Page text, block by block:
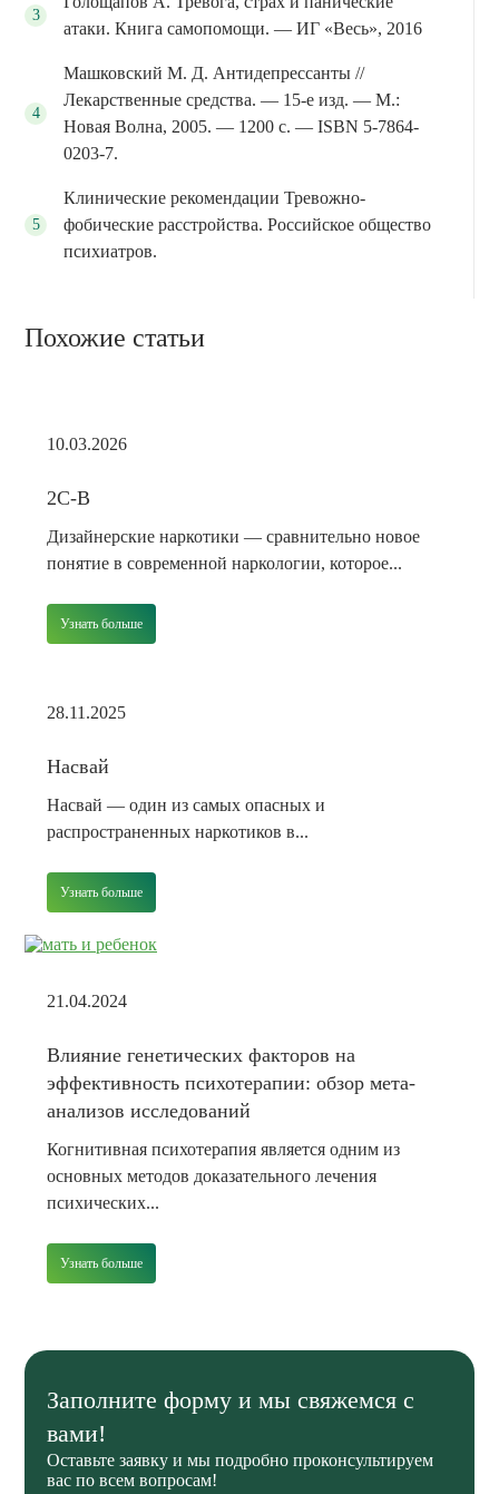
атаки. Книга самопомощи. — ИГ «Весь», 2016
Машковский М. Д. Антидепрессанты //
Лекарственные средства. — 15-е изд. — М.:
Новая Волна, 2005. — 1200 с. — ISBN 5-7864-
0203-7.
Клинические рекомендации Тревожно-
фобические расстройства. Российское общество
психиатров.
Похожие статьи
10.03.2026
2C-B
Дизайнерские наркотики — сравнительно новое
понятие в современной наркологии, которое...
Узнать больше
28.11.2025
Насвай
Насвай — один из самых опасных и
распространенных наркотиков в...
Узнать больше
21.04.2024
Влияние генетических факторов на
эффективность психотерапии: обзор мета-
анализов исследований
Когнитивная психотерапия является одним из
основных методов доказательного лечения
психических...
Узнать больше
Заполните форму и мы свяжемся с
вами!
Оставьте заявку и мы подробно проконсультируем
вас по всем вопросам!